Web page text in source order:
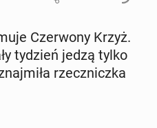
Czer­wo­ny Krzyż.
tydzień jedzą tylko
rzecz­nicz­ka